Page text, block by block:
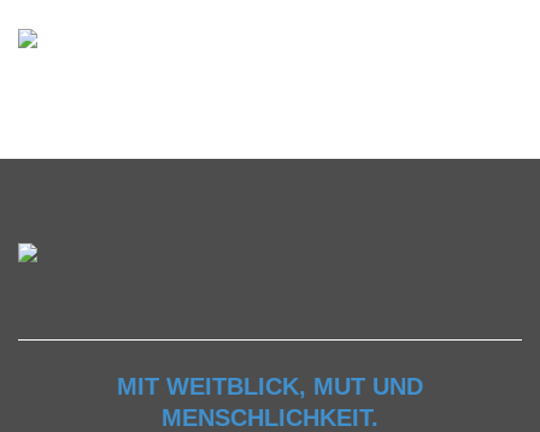
MIT WEITBLICK, MUT UND
MENSCHLICHKEIT.